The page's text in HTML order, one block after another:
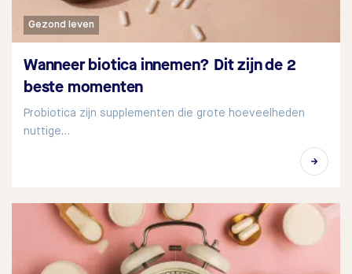
Gezond leven
Wanneer biotica innemen? Dit zijn de 2
beste momenten
Probiotica zijn supplementen die grote hoeveelheden
nuttige…